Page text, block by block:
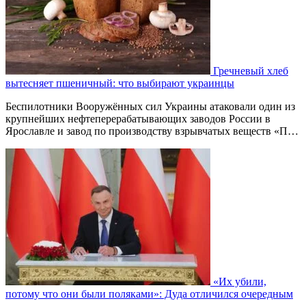
Гречневый хлеб
вытесняет пшеничный: что выбирают украинцы
Беспилотники Вооружённых сил Украины атаковали один из
крупнейших нефтеперерабатывающих заводов России в
Ярославле и завод по производству взрывчатых веществ «П…
«Их убили,
потому что они были поляками»: Дуда отличился очередным